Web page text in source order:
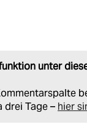
unter
drei Tage – hier